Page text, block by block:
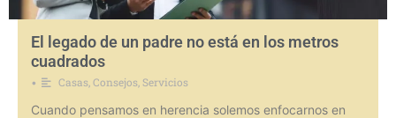
El legado de un padre no está en los metros
cuadrados
• Casas Consejos Servicios
Cuando pensamos en herencia solemos enfocarnos en